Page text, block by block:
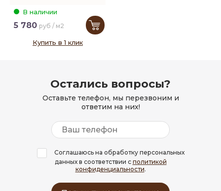
В наличии
5 780 руб / м2
Купить в 1 клик
Остались вопросы?
Оставьте телефон, мы перезвоним и
ответим на них!
Соглашаюсь на обработку персональных
данных в соответствии с политикой
конфиденциальности.